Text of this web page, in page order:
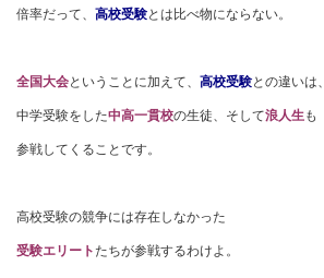
倍率だって、 高校受験とは比べ物にならない。
全国大会ということに加えて、 高校受験との違いは、
中学受験をした中高一貫校の生徒、そして浪人生も
参戦してくることです。
高校受験の競争には存在しなかった
受験エリートたちが参戦するわけよ。